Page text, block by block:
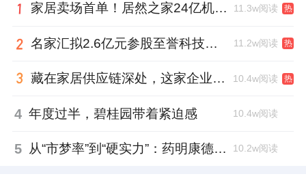
家居卖场首单！居然之家24亿机构间REITs获深交所无异议函 11.3w阅读 热
名家汇拟2.6亿元参股至誉科技，跨界布局工业级固态存储 11.2w阅读 热
藏在家居供应链深处，这家企业正在悄悄转型 10.4w阅读 热
4 年度过半，碧桂园带着紧迫感 10.4w阅读
5 从“市梦率”到“硬实力”：药明康德如何用业绩填平2021年估值鸿沟？ 10.2w阅读